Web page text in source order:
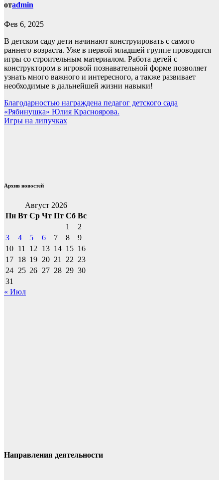
отadmin
Фев 6, 2025
В детском саду дети начинают конструировать с самого
раннего возраста. Уже в первой младшей группе проводятся
игры со строительным материалом. Работа детей с
конструктором в игровой познавательной форме позволяет
узнать много важного и интересного, а также развивает
необходимые в дальнейшей жизни навыки!
Навигация
по
Благодарностью награждена педагог детского сада
«Рябинушка» Юлия Красноярова.
Игры на липучках
Архив новостей
Август 2026
Пн Вт Ср Чт Пт Сб Вс
1
2
3
4 5 6 7 8
9
10 11 12 13 14 15 16
17 18 19 20 21 22 23
24 25 26 27 28 29 30
31
« Июл
Направления деятельности